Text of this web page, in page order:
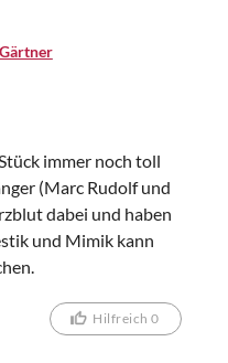
immer noch toll
(Marc Rudolf und
dabei und haben
und Mimik kann
Hilfreich 0